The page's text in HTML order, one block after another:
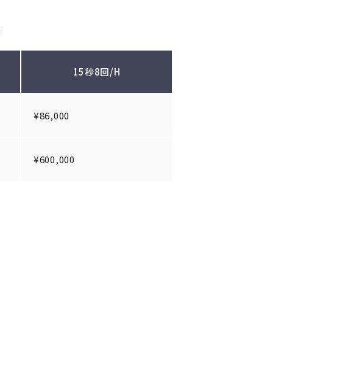
15秒8回/H
¥86,000
¥600,000